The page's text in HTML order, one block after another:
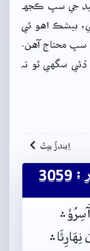
جي سڀ ڪجهہ
بيشڪ اهو ئي
سڀ محتاج آهن.
سگهي ٿو تہ
اِيندڙُ بيتُ